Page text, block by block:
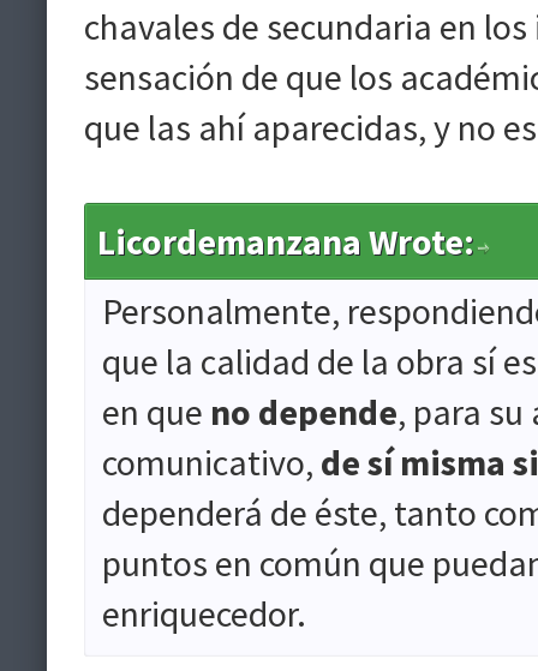
chavales de secundaria en
sensación de que los
que las ahí aparecidas, y no
Licordemanzana Wrote:
Personalmente,
que la calidad de la obra sí
en que no depende, para
comunicativo, de sí misma
dependerá de éste, tanto
puntos en común que
enriquecedor.